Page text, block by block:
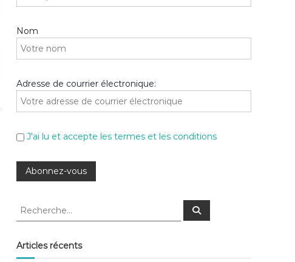
Nom
Adresse de courrier électronique:
J'ai lu et accepte les termes et les conditions
R
h
e
R
c
Articles récents